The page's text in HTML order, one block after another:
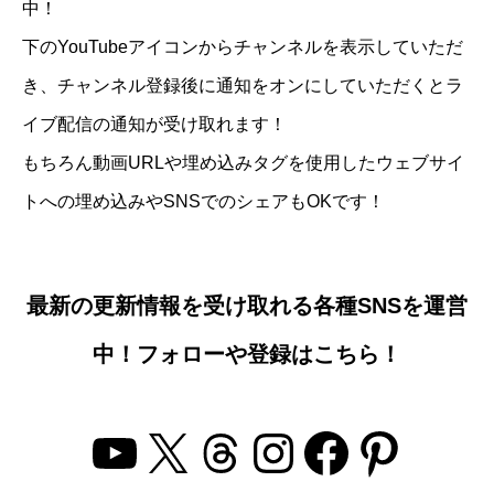
中！
下のYouTubeアイコンからチャンネルを表示していただ
き、チャンネル登録後に通知をオンにしていただくとラ
イブ配信の通知が受け取れます！
もちろん動画URLや埋め込みタグを使用したウェブサイ
トへの埋め込みやSNSでのシェアもOKです！
最新の更新情報を受け取れる各種SNSを運営
中！フォローや登録はこちら！
YouTube
X Threads
Instagram